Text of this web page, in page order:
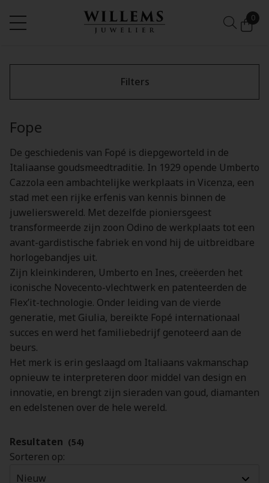
0
Filters
Fope
De geschiedenis van Fopé is diepgeworteld in de
Italiaanse goudsmeedtraditie. In 1929 opende Umberto
Cazzola een ambachtelijke werkplaats in Vicenza, een
stad met een rijke erfenis van kennis binnen de
juwelierswereld. Met dezelfde pioniersgeest
transformeerde zijn zoon Odino de werkplaats tot een
avant-gardistische fabriek en vond hij de uitbreidbare
horlogebandjes uit.
Zijn kleinkinderen, Umberto en Ines, creëerden het
iconische Novecento-vlechtwerk en patenteerden de
Flex’it-technologie. Onder leiding van de vierde
generatie, met Giulia, bereikte Fopé internationaal
succes en werd het familiebedrijf genoteerd aan de
beurs.
Het merk is erin geslaagd om Italiaans vakmanschap
opnieuw te interpreteren door middel van design en
innovatie, en brengt zijn sieraden van goud, diamanten
en edelstenen over de hele wereld.
Resultaten (54)
Sorteren op: